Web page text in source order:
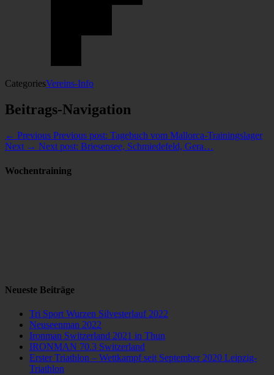
CategoriesVereins-Info
Beitrags-Navigation
← Previous Previous post: Tagebuch vom Mallorca-Trainingslager
Next → Next post: Briesensee, Schmiedefeld, Gera…
Wochentraining
Neueste Beiträge
Tri Sport Wurzen Silvesterlauf 2022
Neuseenman 2022
Ironman Switzerland 2021 in Thun
IRONMAN 70.3 Switzerland
Erster Triathlon – Wettkampf seit September 2020 Leipzig-
Triathlon